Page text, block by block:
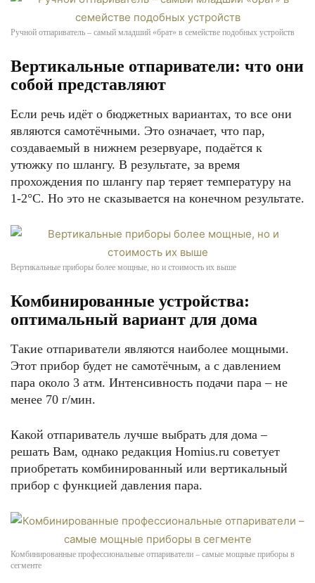
Ручной отпариватель – самый младший «брат» в семействе подобных устройств
Вертикальные отпариватели: что они
собой представляют
Если речь идёт о бюджетных вариантах, то все они
являются самотёчными. Это означает, что пар,
создаваемый в нижнем резервуаре, подаётся к
утюжку по шлангу. В результате, за время
прохождения по шлангу пар теряет температуру на
1-2°С. Но это не сказывается на конечном результате.
Вертикальные приборы более мощные, но и стоимость их выше
Комбинированные устройства:
оптимальный вариант для дома
Такие отпариватели являются наиболее мощными.
Этот прибор будет не самотёчным, а с давлением
пара около 3 атм. Интенсивность подачи пара – не
менее 70 г/мин.
Какой отпариватель лучше выбрать для дома –
решать Вам, однако редакция Homius.ru советует
приобретать комбинированный или вертикальный
прибор с функцией давления пара.
Комбинированные профессиональные отпариватели – самые мощные приборы в
сегменте